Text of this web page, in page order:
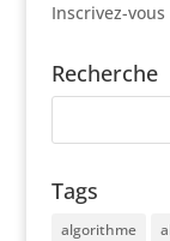
Inscrivez-
Recherche
Tags
algorithme